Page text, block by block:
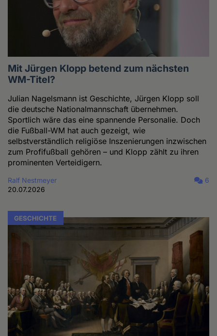
Mit Jürgen Klopp betend zum nächsten
WM-Titel?
Julian Nagelsmann ist Geschichte, Jürgen Klopp soll
die deutsche Nationalmannschaft übernehmen.
Sportlich wäre das eine spannende Personalie. Doch
die Fußball-WM hat auch gezeigt, wie
selbstverständlich religiöse Inszenierungen inzwischen
zum Profifußball gehören – und Klopp zählt zu ihren
prominenten Verteidigern.
Ralf Nestmeyer
20.07.2026
6
GESCHICHTE